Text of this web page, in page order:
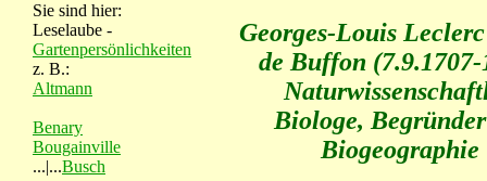
Sie sind hier:
Leselaube -
Gartenpersönlichkeiten
z. B.:
Altmann
Benary
Bougainville
...|...Busch
Georges-Louis
de Buffon (7.9.1707-
Biologe,
Biogeographie